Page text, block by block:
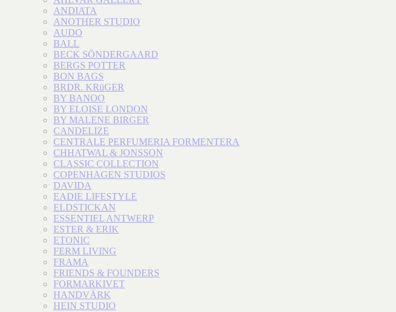
ANDIATA
ANOTHER STUDIO
AUDO
BALL
BECK SÖNDERGAARD
BERGS POTTER
BON BAGS
BRDR. KRüGER
BY BANOO
BY ELOISE LONDON
BY MALENE BIRGER
CANDELIZE
CENTRALE PERFUMERIA FORMENTERA
CHHATWAL & JONSSON
CLASSIC COLLECTION
COPENHAGEN STUDIOS
DAVIDA
EADIE LIFESTYLE
ELDSTICKAN
ESSENTIEL ANTWERP
ESTER & ERIK
ETONIC
FERM LIVING
FRAMA
FRIENDS & FOUNDERS
FORMARKIVET
HANDVÄRK
HEIN STUDIO